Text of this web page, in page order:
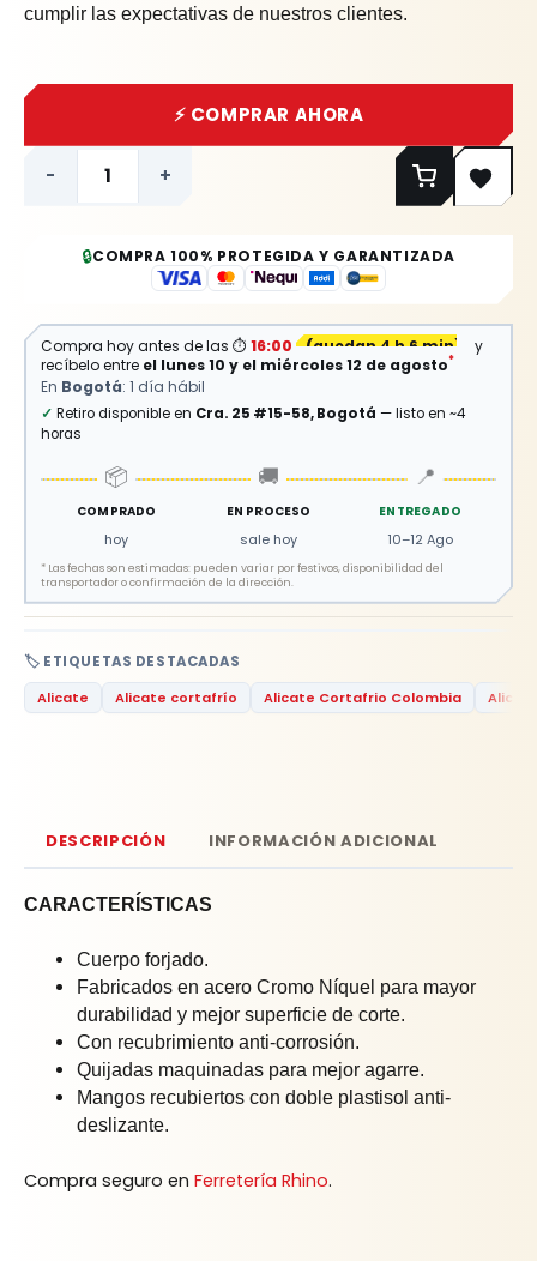
cumplir las expectativas de nuestros clientes.
- +
⚡ COMPRAR AHORA
🏷️ ETIQUETAS DESTACADAS
Alicate
Alicate cortafrío Alicate Cortafrio Colombia
🔒COMPRA 100% PROTEGIDA Y GARANTIZADA
Compra hoy antes de las ⏱ 16:00 (quedan 4 h 6 min)
y
recíbelo entre el lunes 10 y el miércoles 12 de agosto*
En Bogotá: 1 día hábil
✓ Retiro disponible en Cra. 25 #15-58, Bogotá — listo en ~4
horas
📦
COMPRADO
hoy
🚚
EN PROCESO
sale hoy
📍
ENTREGADO
10–12 Ago
* Las fechas son estimadas: pueden variar por festivos, disponibilidad del
transportador o confirmación de la dirección.
DESCRIPCIÓN INFORMACIÓN ADICIONAL
CARACTERÍSTICAS
Cuerpo forjado.
Fabricados en acero Cromo Níquel para mayor
durabilidad y mejor superficie de corte.
Con recubrimiento anti-corrosión.
Quijadas maquinadas para mejor agarre.
Mangos recubiertos con doble plastisol anti-
deslizante.
Compra seguro en Ferretería Rhino.